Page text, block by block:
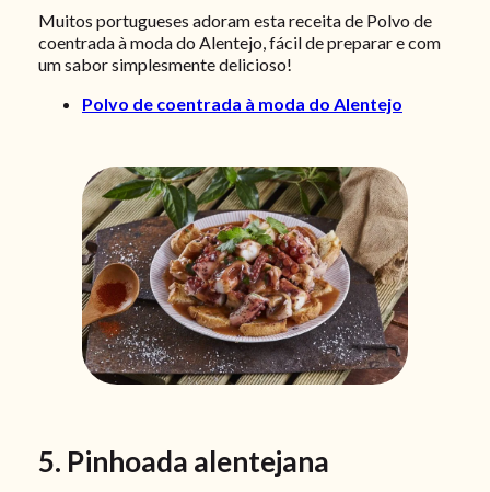
Muitos portugueses adoram esta receita de Polvo de
coentrada à moda do Alentejo, fácil de preparar e com
um sabor simplesmente delicioso!
Polvo de coentrada à moda do Alentejo
5. Pinhoada alentejana